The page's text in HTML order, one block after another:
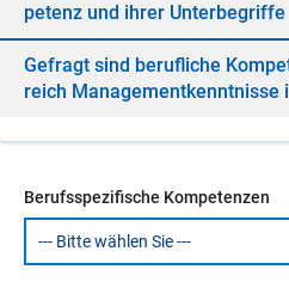
pe­tenz und ih­rer Un­ter­be­grif­fe
Ge­fragt sind be­ruf­li­che
reich Ma­nage­ment­kennt­nis­se
Berufsspezifische Kompetenzen